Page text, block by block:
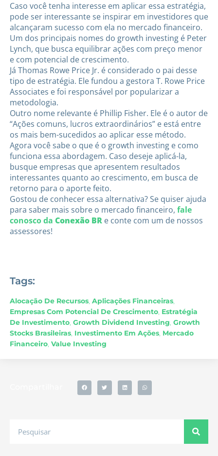
​Caso você tenha interesse em aplicar essa estratégia,
pode ser interessante se inspirar em investidores que
alcançaram sucesso com ela no mercado financeiro.
Um dos principais nomes do growth investing é Peter
Lynch, que busca equilibrar ações com preço menor
e com potencial de crescimento.
Já Thomas Rowe Price Jr. é considerado o pai desse
tipo de estratégia. Ele fundou a gestora T. Rowe Price
Associates e foi responsável por popularizar a
metodologia.
Outro nome relevante é Phillip Fisher. Ele é o autor de
“Ações comuns, lucros extraordinários” e está entre
os mais bem-sucedidos ao aplicar esse método.
Agora você sabe o que é o growth investing e como
funciona essa abordagem. Caso deseje aplicá-la,
busque empresas que apresentem resultados
interessantes quanto ao crescimento, em busca de
retorno para o aporte feito.
Gostou de conhecer essa alternativa? Se quiser ajuda
para saber mais sobre o mercado financeiro, fale
conosco da Conexão BR e conte com um de nossos
assessores!
Tags:
Alocação De Recursos, Aplicações Financeiras,
Empresas Com Potencial De Crescimento, Estratégia
De Investimento, Growth Dividend Investing, Growth
Stocks Brasileiras, Investimento Em Ações, Mercado
Financeiro, Value Investing